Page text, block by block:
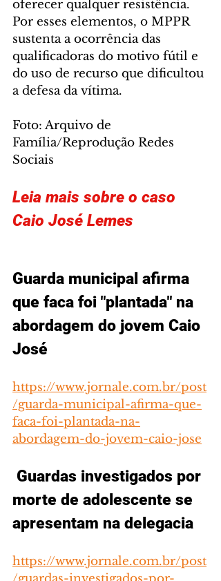
oferecer qualquer resistência.
Por esses elementos, o MPPR
sustenta a ocorrência das
qualificadoras do motivo fútil e
do uso de recurso que dificultou
a defesa da vítima.
Foto: Arquivo de
Família/Reprodução Redes
Sociais
Leia mais sobre o caso
Caio José Lemes
Guarda municipal afirma
que faca foi "plantada" na
abordagem do jovem Caio
José
https://www.jornale.com.br/post
/guarda-municipal-afirma-que-
faca-foi-plantada-na-
abordagem-do-jovem-caio-jose
morte de adolescente se
apresentam na delegacia
https://www.jornale.com.br/post